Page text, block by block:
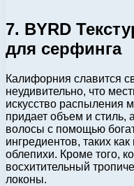
7. BYRD
для серфинга
Калифорния славится
неудивительно, что
искусство распыления
придает объем и стиль,
волосы с помощью
ингредиентов, таких
облепихи. Кроме того,
восхитительный
локоны.